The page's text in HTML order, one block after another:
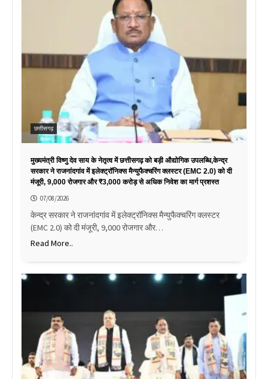
छत्तीसगढ़
मुख्यमंत्री विष्णु देव साय के नेतृत्व में छत्तीसगढ़ को बड़ी औद्योगिक उपलब्धि,केन्द्र
सरकार ने राजनांदगांव में इलेक्ट्रॉनिक्स मैन्युफैक्चरिंग क्लस्टर (EMC 2.0) को दी
मंजूरी, 9,000 रोजगार और ₹3,000 करोड़ से अधिक निवेश का मार्ग प्रशस्त
07/08/2026
केन्द्र सरकार ने राजनांदगांव में इलेक्ट्रॉनिक्स मैन्युफैक्चरिंग क्लस्टर
(EMC 2.0) को दी मंजूरी, 9,000 रोजगार और…
Read More..